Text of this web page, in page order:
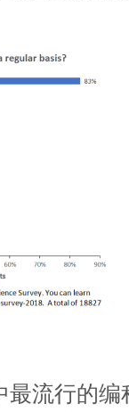
最流行的编